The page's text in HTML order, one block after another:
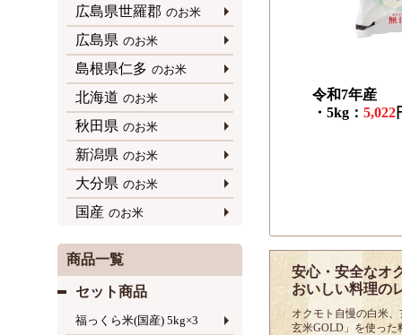
令和7年産
・5kg： 5,022
安心・安全なオ
おいしい料理の
オクモト自慢の白米
玄米GOLD」を使った
広島県世羅郡 のお米
広島県 のお米
島根県仁多 のお米
北海道 のお米
秋田県 のお米
新潟県 のお米
大分県 のお米
国産 のお米
商品一覧
セット商品
福っくら米(国産) 5kg×3